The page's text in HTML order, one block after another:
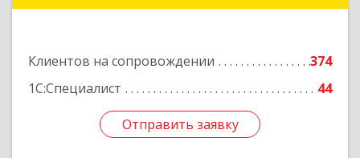
Клиентов на сопровождении
374
1С:Специалист
44
Отправить заявку
Отправить заявку